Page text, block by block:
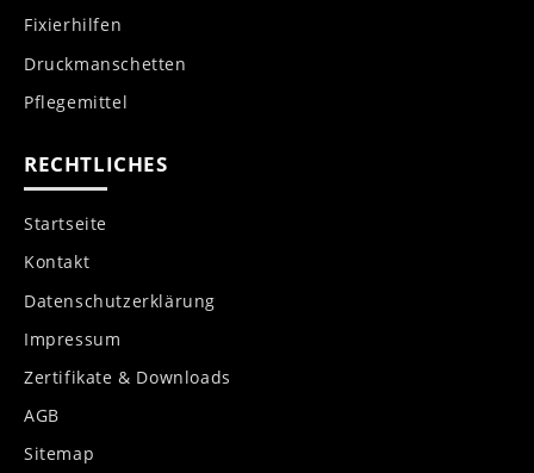
Fixierhilfen
Druckmanschetten
Pflegemittel
RECHTLICHES
Startseite
Kontakt
Datenschutzerklärung
Impressum
Zertifikate & Downloads
AGB
Sitemap